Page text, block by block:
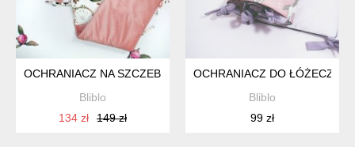
OCHRANIACZ NA SZCZEBELKI
Bliblo
134 zł
149 zł
OCHRANIACZ DO ŁÓŻECZKA
Bliblo
99 zł